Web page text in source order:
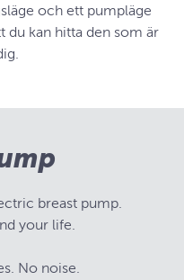
och ett pumpläge
du kan hitta den som är
breast pump.
your life.
No noise.